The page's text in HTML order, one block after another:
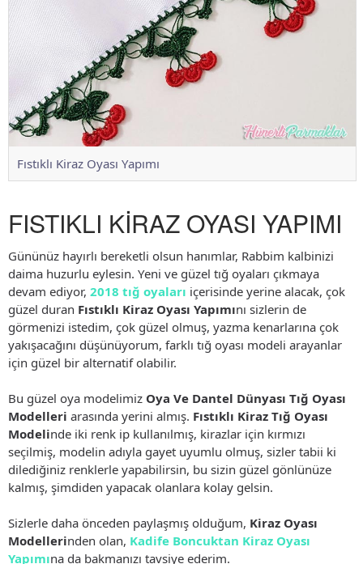
Fıstıklı Kiraz Oyası Yapımı
FISTIKLI KİRAZ OYASI YAPIMI
Gününüz hayırlı bereketli olsun hanımlar, Rabbim kalbinizi
daima huzurlu eylesin. Yeni ve güzel tığ oyaları çıkmaya
devam ediyor, 2018 tığ oyaları içerisinde yerine alacak, çok
güzel duran Fıstıklı Kiraz Oyası Yapımını sizlerin de
görmenizi istedim, çok güzel olmuş, yazma kenarlarına çok
yakışacağını düşünüyorum, farklı tığ oyası modeli arayanlar
için güzel bir alternatif olabilir.
Bu güzel oya modelimiz Oya Ve Dantel Dünyası Tığ Oyası
Modelleri arasında yerini almış. Fıstıklı Kiraz Tığ Oyası
Modelinde iki renk ip kullanılmış, kirazlar için kırmızı
seçilmiş, modelin adıyla gayet uyumlu olmuş, sizler tabii ki
dilediğiniz renklerle yapabilirsin, bu sizin güzel gönlünüze
kalmış, şimdiden yapacak olanlara kolay gelsin.
Sizlerle daha önceden paylaşmış olduğum, Kiraz Oyası
Modellerinden olan, Kadife Boncuktan Kiraz Oyası
Yapımına da bakmanızı tavsiye ederim.